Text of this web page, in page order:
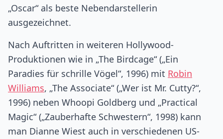
„Oscar“ als beste Nebendarstellerin
ausgezeichnet.
Nach Auftritten in weiteren Hollywood-
Produktionen wie in „The Birdcage“ („Ein
Paradies für schrille Vögel“, 1996) mit Robin
Williams, „The Associate“ („Wer ist Mr. Cutty?“,
1996) neben Whoopi Goldberg und „Practical
Magic“ („Zauberhafte Schwestern“, 1998) kann
man Dianne Wiest auch in verschiedenen US-